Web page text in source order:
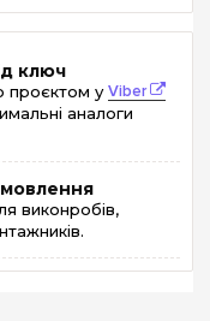
ключ
проєктом уViber
аналоги
виконробів,